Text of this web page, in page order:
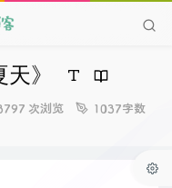
》
次浏览
1037字数